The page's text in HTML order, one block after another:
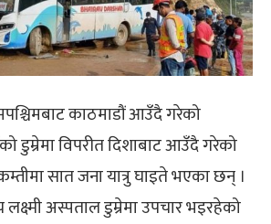
काठमाडौं आउँदै गरेको
डुम्रेमा विपरीत दिशाबाट आउँदै गरेको
सात जना यात्रु घाइते भएका छन् ।
अस्पताल डुम्रेमा उपचार भइरहेको